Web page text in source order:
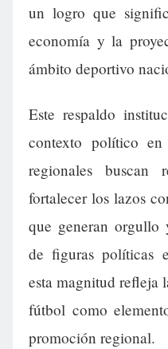
un logro que
economía y la
ámbito deportivo
Este respaldo
contexto político
regionales buscan
fortalecer los lazos
que generan orgullo
de figuras políticas
esta magnitud refleja
fútbol como
promoción regional.